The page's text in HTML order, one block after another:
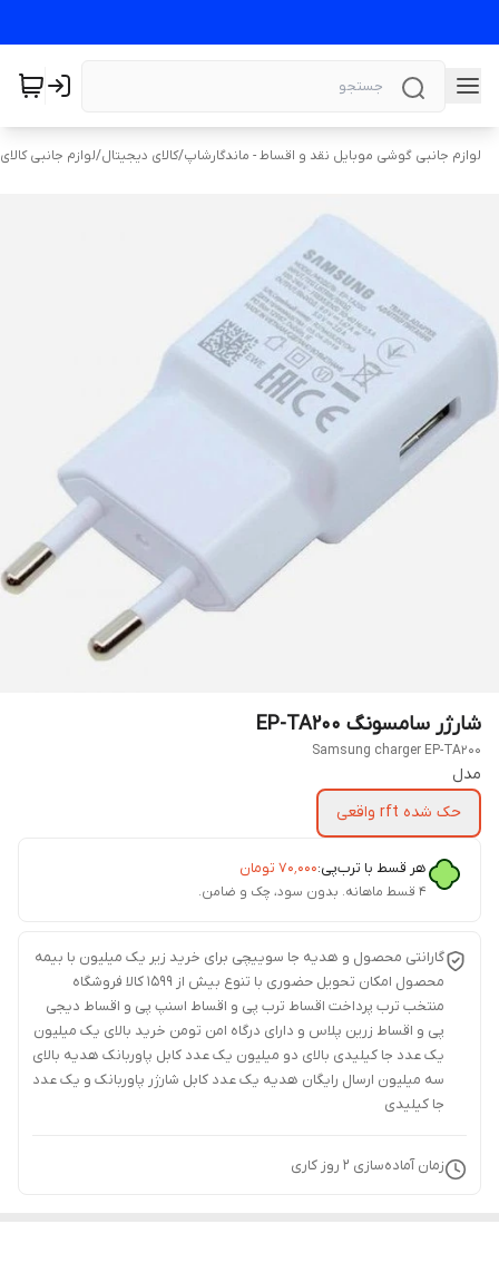
لوازم جانبی گوشی موبایل نقد و اقساط - ماندگارشاپ/کالای دیجیتال/لوازم جانبی
شارژر سامسونگ EP-TA200
Samsung charger EP-TA200
مدل
حک شده rft واقعی
هر قسط با ترب‌پی:۷۰٬۰۰۰ تومان
۴ قسط ماهانه. بدون سود، چک و ضامن.
گارانتی محصول و هدیه جا سوییچی برای خرید زیر یک میلیون با بیمه
محصول امکان تحویل حضوری با تنوع بیش از 1599 کالا فروشگاه
منتخب ترب پرداخت اقساط ترب پی و اقساط اسنپ پی و اقساط دیجی
پی و اقساط زرین پلاس و دارای درگاه امن تومن خرید بالای یک میلیون
یک عدد جا کیلیدی بالای دو میلیون یک عدد کابل پاوربانک هدیه بالای
سه میلیون ارسال رایگان هدیه یک عدد کابل شارژر پاوربانک و یک عدد
جا کیلیدی
زمان آماده‌سازی 2 روز کاری